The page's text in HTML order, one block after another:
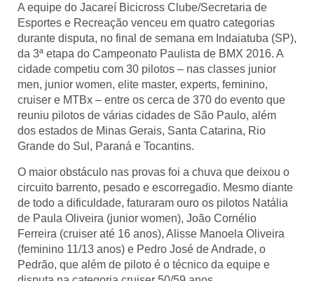
A equipe do Jacareí Bicicross Clube/Secretaria de
Esportes e Recreação venceu em quatro categorias
durante disputa, no final de semana em Indaiatuba (SP),
da 3ª etapa do Campeonato Paulista de BMX 2016. A
cidade competiu com 30 pilotos – nas classes junior
men, junior women, elite master, experts, feminino,
cruiser e MTBx – entre os cerca de 370 do evento que
reuniu pilotos de várias cidades de São Paulo, além
dos estados de Minas Gerais, Santa Catarina, Rio
Grande do Sul, Paraná e Tocantins.
O maior obstáculo nas provas foi a chuva que deixou o
circuito barrento, pesado e escorregadio. Mesmo diante
de todo a dificuldade, faturaram ouro os pilotos Natália
de Paula Oliveira (junior women), João Cornélio
Ferreira (cruiser até 16 anos), Alisse Manoela Oliveira
(feminino 11/13 anos) e Pedro José de Andrade, o
Pedrão, que além de piloto é o técnico da equipe e